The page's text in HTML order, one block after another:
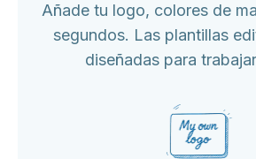
Añade tu logo, colores de
segundos. Las plantillas
diseñadas para